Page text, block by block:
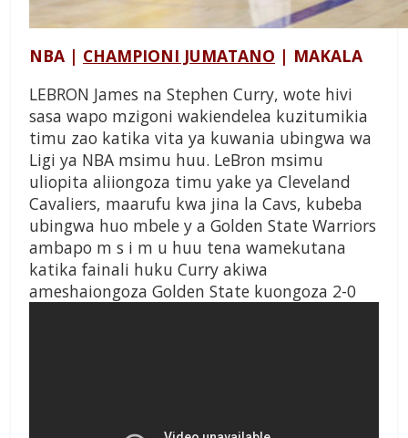
NBA | CHAMPIONI JUMATANO | MAKALA
LEBRON James na Stephen Curry, wote hivi
sasa wapo mzigoni wakiendelea kuzitumikia
timu zao katika vita ya kuwania ubingwa wa
Ligi ya NBA msimu huu. LeBron msimu
uliopita aliiongoza timu yake ya Cleveland
Cavaliers, maarufu kwa jina la Cavs, kubeba
ubingwa huo mbele y a Golden State Warriors
ambapo m s i m u huu tena wamekutana
katika fainali huku Curry akiwa
ameshaiongoza Golden State kuongoza 2-0